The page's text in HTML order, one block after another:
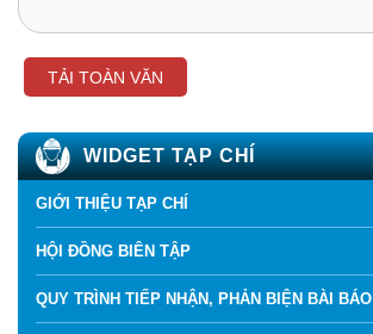
TẢI TOÀN VĂN
WIDGET TẠP CHÍ
GIỚI THIỆU TẠP CHÍ
HỘI ĐỒNG BIÊN TẬP
QUY TRÌNH TIẾP NHẬN, PHẢN BIỆN BÀI BÁO